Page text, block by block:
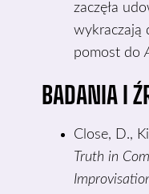
zaczęła
wykraczają
pomost do
BADANIA I
Close, D.,
Truth in